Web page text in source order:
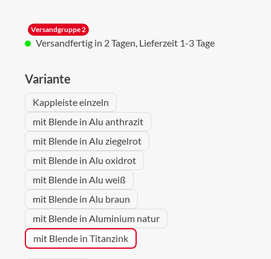
Versandgruppe 2
Versandfertig in 2 Tagen, Lieferzeit 1-3 Tage
Variante
Kappleiste einzeln
mit Blende in Alu anthrazit
mit Blende in Alu ziegelrot
mit Blende in Alu oxidrot
mit Blende in Alu weiß
mit Blende in Alu braun
mit Blende in Aluminium natur
mit Blende in Titanzink